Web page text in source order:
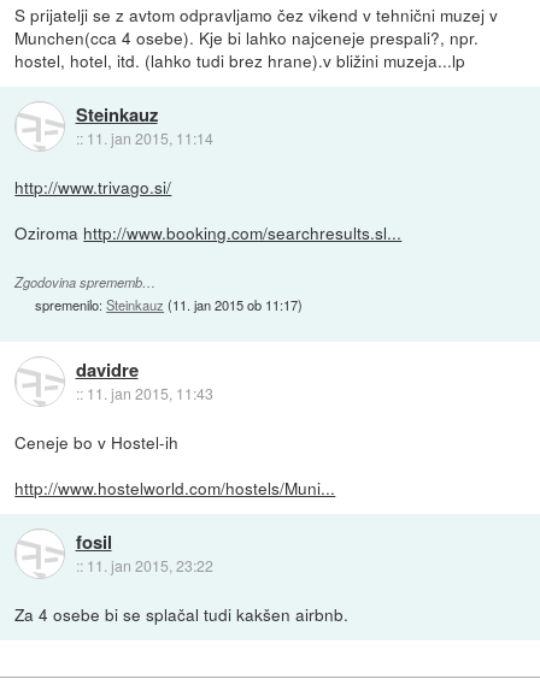
S prijatelji se z avtom odpravljamo čez vikend v tehnični muzej v
Munchen(cca 4 osebe). Kje bi lahko najceneje prespali?, npr.
hostel, hotel, itd. (lahko tudi brez hrane).v bližini muzeja...lp
Steinkauz
:: 11. jan 2015, 11:14
http://www.trivago.si/
Oziroma http://www.booking.com/searchresults.sl...
Zgodovina sprememb…
spremenilo:Steinkauz (11. jan 2015 ob 11:17)
davidre
:: 11. jan 2015, 11:43
Ceneje bo v Hostel-ih
http://www.hostelworld.com/hostels/Muni...
fosil
:: 11. jan 2015, 23:22
Za 4 osebe bi se splačal tudi kakšen airbnb.